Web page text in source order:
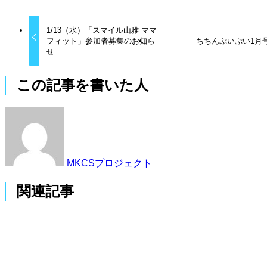
1/13（水）「スマイル山雅 ママ
フィット」参加者募集のお知ら
せ
ちちんぷいぷい1月
この記事を書いた人
MKCSプロジェクト
関連記事